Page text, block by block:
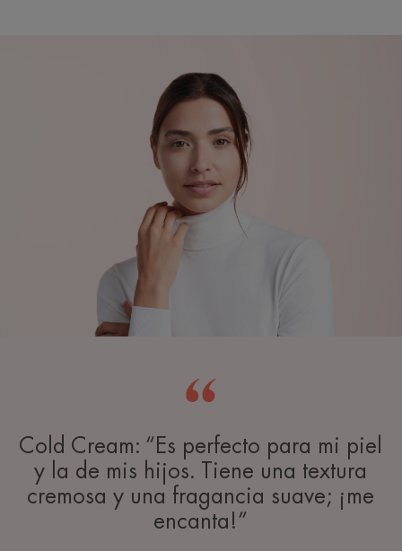
Cold Cream: “Es perfecto para mi piel
y la de mis hijos. Tiene una textura
cremosa y una fragancia suave; ¡me
encanta!”